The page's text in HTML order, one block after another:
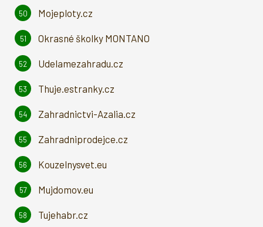
Mojeploty.cz
Okrasné školky MONTANO
Udelamezahradu.cz
Thuje.estranky.cz
Zahradnictvi-Azalia.cz
Zahradniprodejce.cz
Kouzelnysvet.eu
Mujdomov.eu
Tujehabr.cz